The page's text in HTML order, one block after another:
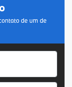
de um de